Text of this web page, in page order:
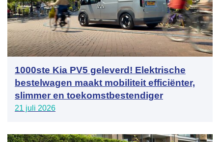
1000ste Kia PV5 geleverd! Elektrische
bestelwagen maakt mobiliteit efficiënter,
slimmer en toekomstbestendiger
21 juli 2026